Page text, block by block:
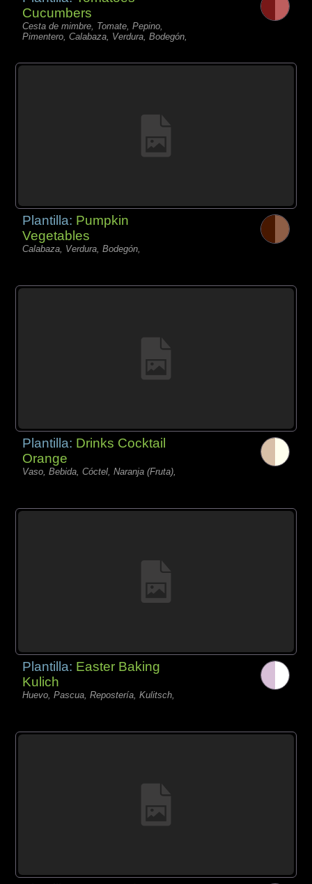
Cucumbers
Cesta de mimbre, Tomate, Pepino,
Pimentero, Calabaza, Verdura, Bodegón,
Plantilla: Pumpkin
Vegetables
Calabaza, Verdura, Bodegón,
Plantilla: Drinks Cocktail
Orange
Vaso, Bebida, Cóctel, Naranja (Fruta),
Plantilla: Easter Baking
Kulich
Huevo, Pascua, Repostería, Kulitsch,